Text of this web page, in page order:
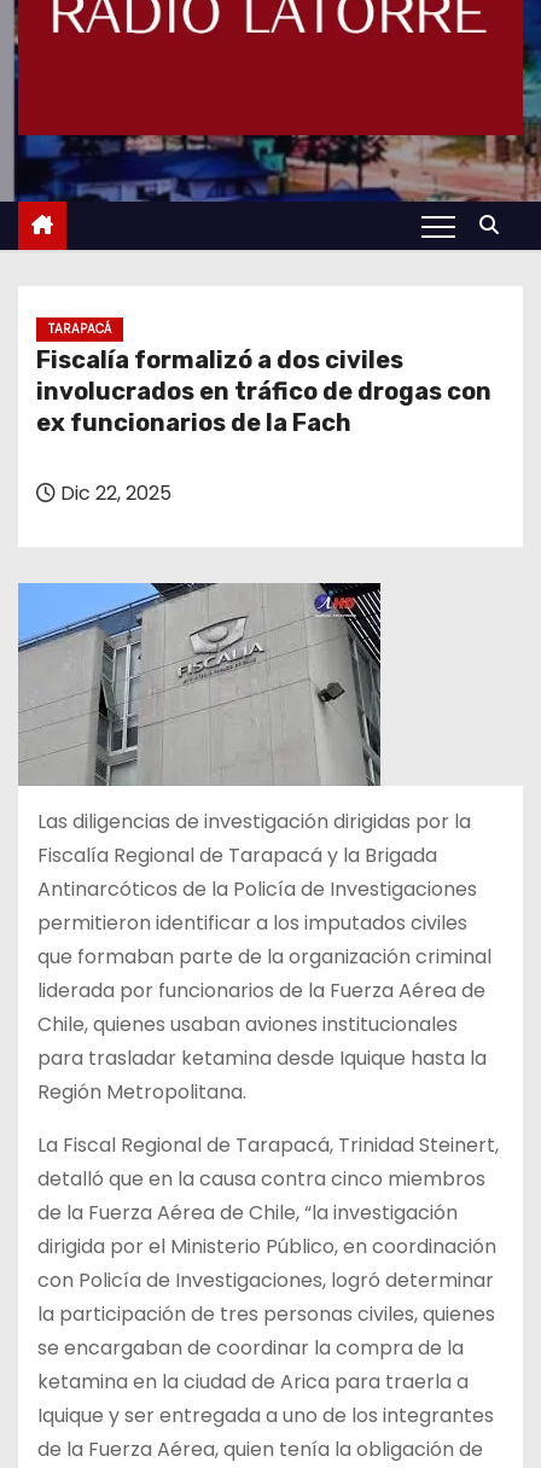
TARAPACÁ
Fiscalía formalizó a dos civiles
involucrados en tráfico de drogas con
ex funcionarios de la Fach
Dic 22, 2025
Las diligencias de investigación dirigidas por la
Fiscalía Regional de Tarapacá y la Brigada
Antinarcóticos de la Policía de Investigaciones
permitieron identificar a los imputados civiles
que formaban parte de la organización criminal
liderada por funcionarios de la Fuerza Aérea de
Chile, quienes usaban aviones institucionales
para trasladar ketamina desde Iquique hasta la
Región Metropolitana.
La Fiscal Regional de Tarapacá, Trinidad Steinert,
detalló que en la causa contra cinco miembros
de la Fuerza Aérea de Chile, “la investigación
dirigida por el Ministerio Público, en coordinación
con Policía de Investigaciones, logró determinar
la participación de tres personas civiles, quienes
se encargaban de coordinar la compra de la
ketamina en la ciudad de Arica para traerla a
Iquique y ser entregada a uno de los integrantes
de la Fuerza Aérea, quien tenía la obligación de